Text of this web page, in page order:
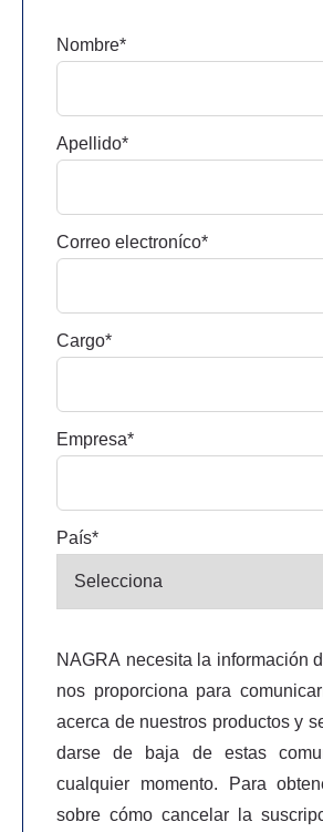
Nombre*
Apellido*
Correo electroníco*
Cargo*
Empresa*
País*
NAGRA necesita la información
nos proporciona para
acerca de nuestros productos y
darse de baja de estas
cualquier momento. Para
sobre cómo cancelar la